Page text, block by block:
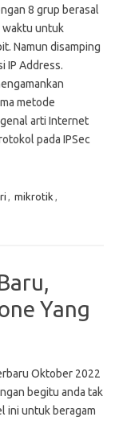
8 grup berasal
waktu untuk
Namun disamping
IP Address.
metode
arti Internet
pada IPSec
mikrotik
Yang
Oktober 2022
begitu anda tak
ini untuk beragam